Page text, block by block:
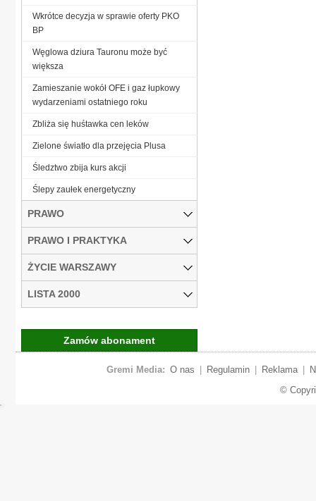
Wkrótce decyzja w sprawie oferty PKO
BP
Węglowa dziura Tauronu może być
większa
Zamieszanie wokół OFE i gaz łupkowy
wydarzeniami ostatniego roku
Zbliża się huśtawka cen leków
Zielone światło dla przejęcia Plusa
Śledztwo zbija kurs akcji
Ślepy zaułek energetyczny
PRAWO
PRAWO I PRAKTYKA
ŻYCIE WARSZAWY
LISTA 2000
Zamów abonament
Gremi Media: O nas Regulamin Reklama
©